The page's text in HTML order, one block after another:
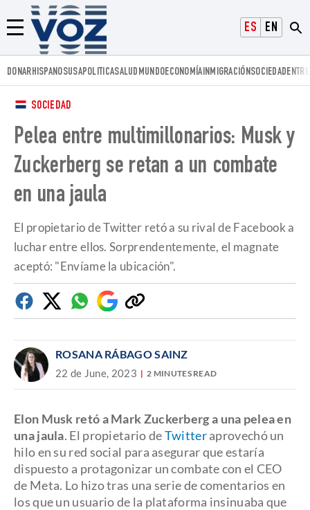
ESPAÑOLENGLISH
Menú
Voz.us
DONARHISPANOSUSAPOLITICASALUD MUNDOECONOMÍAINMIGRACIÓNSOCIEDAD
SOCIEDAD
Pelea entre multimillonarios: Musk y
Zuckerberg se retan a un combate
en una jaula
El propietario de Twitter retó a su rival de Facebook a
luchar entre ellos. Sorprendentemente, el magnate
aceptó: "Envíame la ubicación".
FacebookTwitterWhatsapp
Google
Discover
Copiar
enlace
ROSANA RÁBAGO SAINZ
22 de June, 2023 2 MINUTES READ
Elon Musk retó a Mark Zuckerberg a una pelea en
una jaula. El propietario deTwitteraprovechó un
hilo en su red social para asegurar que estaría
dispuesto a protagonizar un combate con el CEO
de Meta. Lo hizo tras una serie de comentarios en
los que un usuario de la plataforma insinuaba que